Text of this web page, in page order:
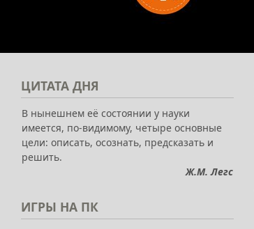
ЦИТАТА ДНЯ
В нынешнем её состоянии у науки
имеется, по-видимому, четыре основные
цели: описать, осознать, предсказать и
решить.
Ж.М. Легс
ИГРЫ НА ПК